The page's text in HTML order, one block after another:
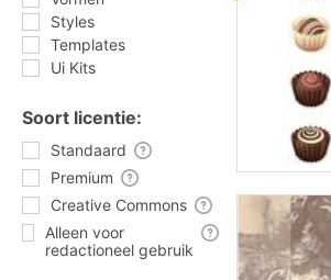
Styles
Templates
Ui Kits
Soort licentie:
Standaard
Premium
Creative Commons
Alleen voor
redactioneel gebruik